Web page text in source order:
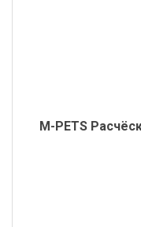
M-PETS